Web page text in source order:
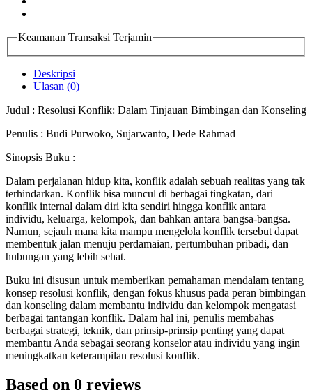
Keamanan Transaksi Terjamin
Deskripsi
Ulasan (0)
Judul : Resolusi Konflik: Dalam Tinjauan Bimbingan dan Konseling
Penulis : Budi Purwoko, Sujarwanto, Dede Rahmad
Sinopsis Buku :
Dalam perjalanan hidup kita, konflik adalah sebuah realitas yang tak
terhindarkan. Konflik bisa muncul di berbagai tingkatan, dari
konflik internal dalam diri kita sendiri hingga konflik antara
individu, keluarga, kelompok, dan bahkan antara bangsa-bangsa.
Namun, sejauh mana kita mampu mengelola konflik tersebut dapat
membentuk jalan menuju perdamaian, pertumbuhan pribadi, dan
hubungan yang lebih sehat.
Buku ini disusun untuk memberikan pemahaman mendalam tentang
konsep resolusi konflik, dengan fokus khusus pada peran bimbingan
dan konseling dalam membantu individu dan kelompok mengatasi
berbagai tantangan konflik. Dalam hal ini, penulis membahas
berbagai strategi, teknik, dan prinsip-prinsip penting yang dapat
membantu Anda sebagai seorang konselor atau individu yang ingin
meningkatkan keterampilan resolusi konflik.
Based on 0 reviews